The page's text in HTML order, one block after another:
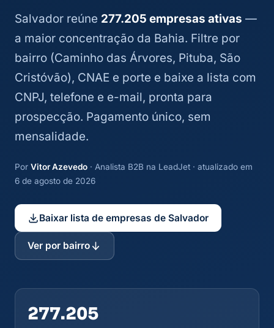
Salvador reúne 277.205 empresas ativas —
a maior concentração da Bahia. Filtre por
bairro (Caminho das Árvores, Pituba, São
Cristóvão), CNAE e porte e baixe a lista com
CNPJ, telefone e e-mail, pronta para
prospecção. Pagamento único, sem
mensalidade.
Por Vitor Azevedo · Analista B2B na LeadJet · atualizado em
6 de agosto de 2026
Baixar lista de empresas de Salvador
Ver por bairro
277.205